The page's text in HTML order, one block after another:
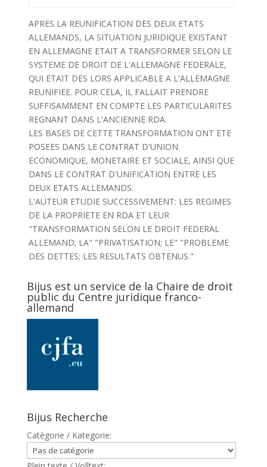
APRES LA REUNIFICATION DES DEUX ETATS
ALLEMANDS, LA SITUATION JURIDIQUE EXISTANT
EN ALLEMAGNE ETAIT A TRANSFORMER SELON LE
SYSTEME DE DROIT DE L'ALLEMAGNE FEDERALE,
QUI ETAIT DES LORS APPLICABLE A L'ALLEMAGNE
REUNIFIEE. POUR CELA, IL FALLAIT PRENDRE
SUFFISAMMENT EN COMPTE LES PARTICULARITES
REGNANT DANS L'ANCIENNE RDA.
LES BASES DE CETTE TRANSFORMATION ONT ETE
POSEES DANS LE CONTRAT D'UNION
ECONOMIQUE, MONETAIRE ET SOCIALE, AINSI QUE
DANS LE CONTRAT D'UNIFICATION ENTRE LES
DEUX ETATS ALLEMANDS.
L'AUTEUR ETUDIE SUCCESSIVEMENT: LES REGIMES
DE LA PROPRIETE EN RDA ET LEUR
"TRANSFORMATION SELON LE DROIT FEDERAL
ALLEMAND; LA" "PRIVATISATION; LE" "PROBLEME
DES DETTES; LES RESULTATS OBTENUS."
Bijus est un service de la Chaire de droit
public du Centre juridique franco-
allemand
Bijus Recherche
Catègorie / Kategorie: